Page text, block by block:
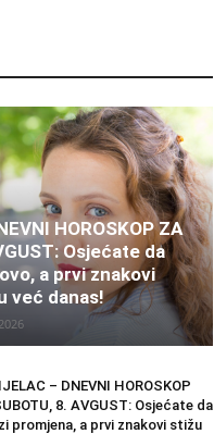
HOROSKOP ZA
Osjećate da
a prvi znakovi
već danas!
– DNEVNI HOROSKOP
8. AVGUST: Osjećate da
promjena, a prvi znakovi stižu